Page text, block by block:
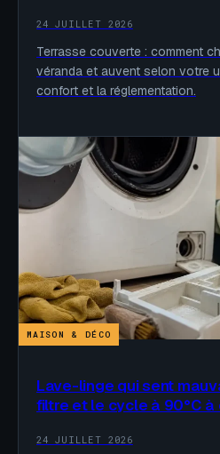
24 JUILLET 2026
Terrasse couverte : comment
véranda et auvent selon votre
confort et la réglementation.
MAISON & DÉCO
Lave-linge qui sent
filtre et le cycle à 90°C
24 JUILLET 2026